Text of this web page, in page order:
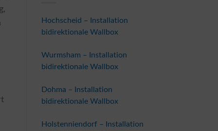
Hochscheid – Installation
bidirektionale Wallbox
Wurmsham – Installation
bidirektionale Wallbox
Dohma – Installation
bidirektionale Wallbox
Holstenniendorf – Installation